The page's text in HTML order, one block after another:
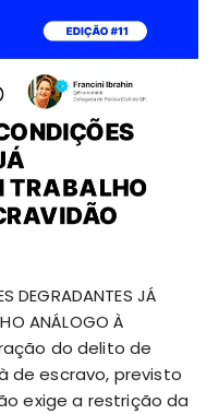
DEGRADANTES JÁ
ANÁLOGO À
do delito de
de escravo, previsto
exige a restrição da